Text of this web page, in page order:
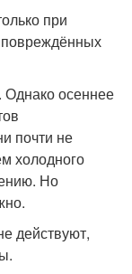
при
Однако осеннее
почти не
холодного
Но
действуют,